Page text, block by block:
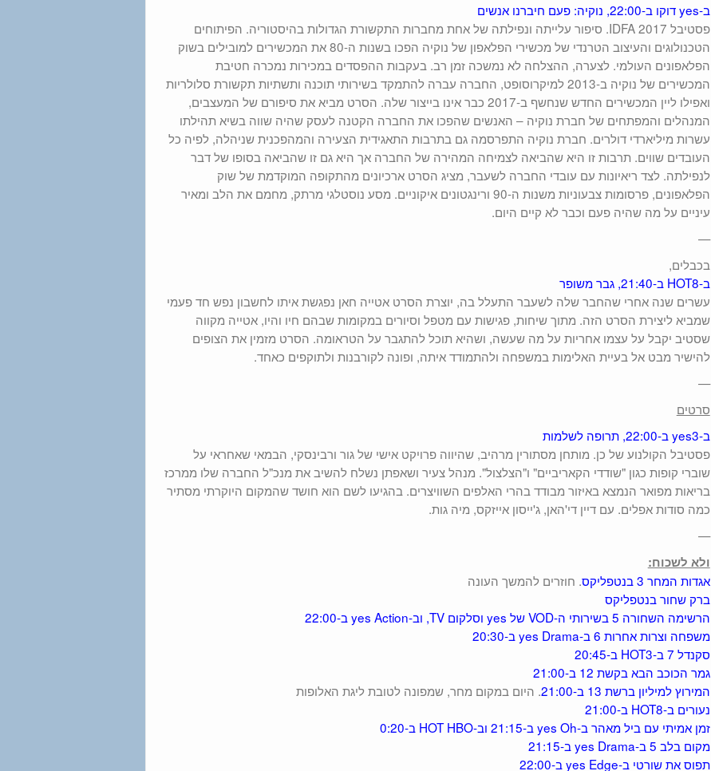
ב-yes דוקו ב-22:00, נוקיה: פעם חיברנו אנשים
פסטיבל IDFA 2017. סיפור עלייתה ונפילתה של אחת מחברות התקשורת הגדולות בהיסטוריה. הפיתוחים
הטכנולוגים והעיצוב הטרנדי של מכשירי הפלאפון של נוקיה הפכו בשנות ה-80 את המכשירים למובילים בשוק
הפלאפונים העולמי. לצערה, ההצלחה לא נמשכה זמן רב. בעקבות ההפסדים במכירות נמכרה חטיבת
המכשירים של נוקיה ב-2013 למיקרוסופט, החברה עברה להתמקד בשירותי תוכנה ותשתיות תקשורת סלולריות
ואפילו ליין המכשירים החדש שנחשף ב-2017 כבר אינו בייצור שלה. הסרט מביא את סיפורם של המעצבים,
המנהלים והמפתחים של חברת נוקיה – האנשים שהפכו את החברה הקטנה לעסק שהיה שווה בשיא תהילתו
עשרות מיליארדי דולרים. חברת נוקיה התפרסמה גם בתרבות התאגידית הצעירה והמהפכנית שניהלה, לפיה כל
העובדים שווים. תרבות זו היא שהביאה לצמיחה המהירה של החברה אך היא גם זו שהביאה בסופו של דבר
לנפילתה. לצד ריאיונות עם עובדי החברה לשעבר, מציג הסרט ארכיונים מהתקופה המוקדמת של שוק
הפלאפונים, פרסומות צבעוניות משנות ה-90 ורינגטונים איקוניים. מסע נוסטלגי מרתק, מחמם את הלב ומאיר
עיניים על מה שהיה פעם וכבר לא קיים היום.
—
בכבלים,
ב-HOT8 ב-21:40, גבר משופר
עשרים שנה אחרי שהחבר שלה לשעבר התעלל בה, יוצרת הסרט אטייה חאן נפגשת איתו לחשבון נפש חד פעמי
שמביא ליצירת הסרט הזה. מתוך שיחות, פגישות עם מטפל וסיורים במקומות שבהם חיו והיו, אטייה מקווה
שסטיב יקבל על עצמו אחריות על מה שעשה, ושהיא תוכל להתגבר על הטראומה. הסרט מזמין את הצופים
להישיר מבט אל בעיית האלימות במשפחה ולהתמודד איתה, ופונה לקורבנות ולתוקפים כאחד.
—
סרטים
ב-yes3 ב-22:00, תרופה לשלמות
פסטיבל הקולנוע של כן. מותחן מסתורין מרהיב, שהיווה פרויקט אישי של גור ורבינסקי, הבמאי שאחראי על
שוברי קופות כגון "שודדי הקאריביים" ו"הצלצול". מנהל צעיר ושאפתן נשלח להשיב את מנכ"ל החברה שלו ממרכז
בריאות מפואר הנמצא באיזור מבודד בהרי האלפים השוויצרים. בהגיעו לשם הוא חושד שהמקום היוקרתי מסתיר
כמה סודות אפלים. עם דיין די'האן, ג'ייסון אייזקס, מיה גות.
—
ולא לשכוח:
אגדות המחר 3 בנטפליקס
. חוזרים להמשך העונה
ברק שחור בנטפליקס
הרשימה השחורה 5 בשירותי ה-VOD של yes וסלקום TV, וב-yes Action ב-22:00
משפחה וצרות אחרות 6 ב-yes Drama ב-20:30
סקנדל 7 ב-HOT3 ב-20:45
גמר הכוכב הבא בקשת 12 ב-21:00
המירוץ למיליון ברשת 13 ב-21:00
. היום במקום מחר, שמפונה לטובת ליגת האלופות
נעורים ב-HOT8 ב-21:00
זמן אמיתי עם ביל מאהר ב-yes Oh ב-21:15 וב-HOT HBO ב-0:20
מקום בלב 5 ב-yes Drama ב-21:15
תפוס את שורטי ב-yes Edge ב-22:00